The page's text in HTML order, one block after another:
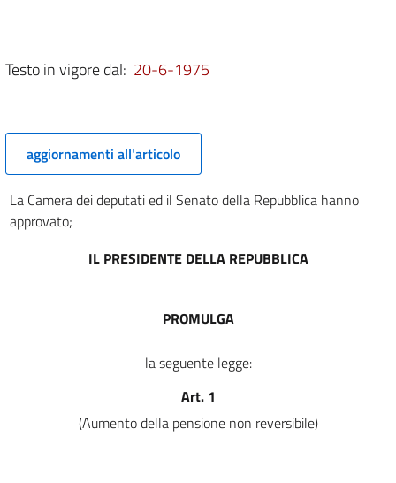
13
15
16
17
18
Allegati
Testo in vigore dal: 20-6-1975
aggiornamenti all'articolo
La Camera dei deputati ed il Senato della Repubblica hanno
approvato;
IL PRESIDENTE DELLA REPUBBLICA
PROMULGA
la seguente legge:
Art. 1
(Aumento della pensione non reversibile)